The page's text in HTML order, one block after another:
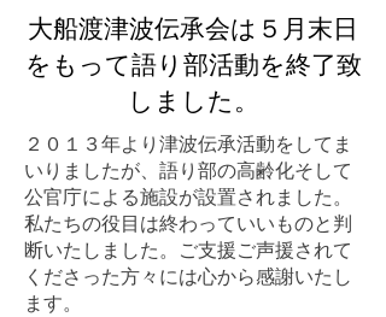
大船渡津波伝承会は５月末日
をもって語り部活動を終了致
しました。
２０１３年より津波伝承活動をしてま
いりましたが、語り部の高齢化そして
公官庁による施設が設置されました。
私たちの役目は終わっていいものと判
断いたしました。ご支援ご声援されて
くださった方々には心から感謝いたし
ます。